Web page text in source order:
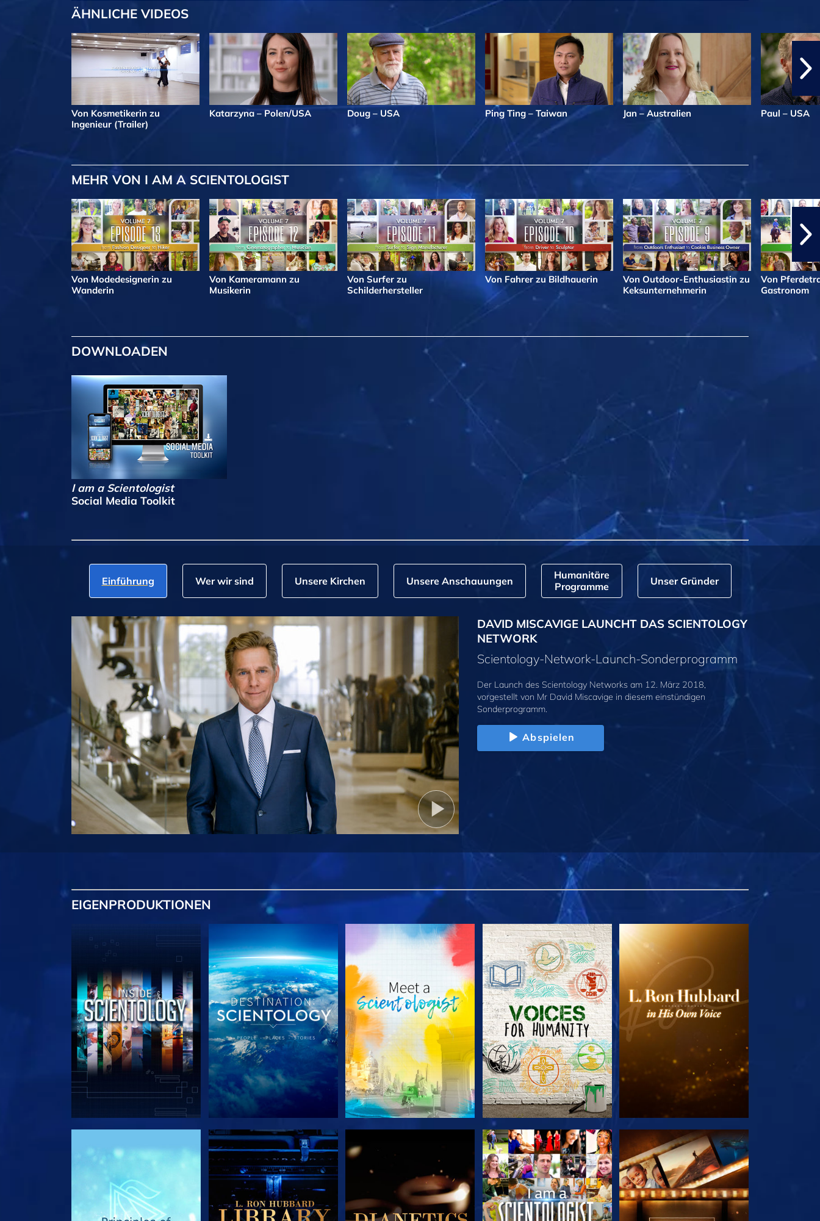
ÄHNLICHE VIDEOS
Von Kosmetikerin zu
Ingenieur (Trailer)
Katarzyna – Polen/USA Doug – USA Ping Ting – Taiwan Jan – Australien Paul – USA
MEHRVON I AM A SCIENTOLOGIST
Von Modedesignerin zu
Wanderin
Von Kameramann zu
Musikerin
Von Surfer zu
Schilderhersteller
Von Fahrer zu Bildhauerin
Von Outdoor-Enthusiastin zu
Keksunternehmerin
Von
Gastronom
DOWNLOADEN
I am a Scientologist
Social Media Toolkit
Einführung Wer wir sind Unsere Kirchen Unsere Anschauungen
Humanitäre
Programme
Unser Gründer
DAVID MISCAVIGE LAUNCHT DAS SCIENTOLOGY
NETWORK
Scientology-Network-Launch-Sonderprogramm
Der Launch des Scientology Networks am 12. März 2018,
vorgestellt von Mr David Miscavige in diesem einstündigen
Sonderprogramm.
Abspielen
EIGENPRODUKTIONEN
SERIE ENTDECKEN SERIE ENTDECKEN SERIE ENTDECKEN SERIE ENTDECKEN SERIE ENTDECKEN